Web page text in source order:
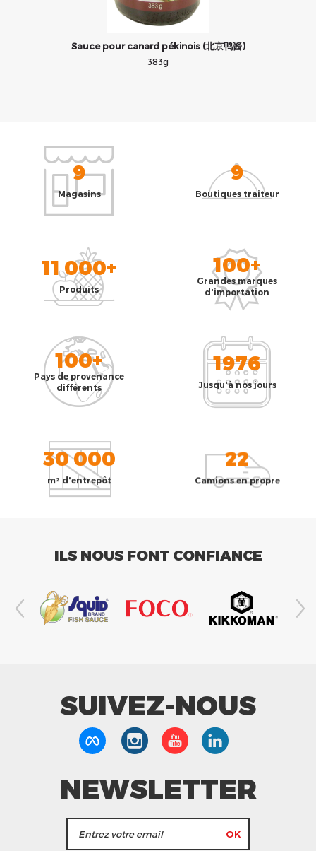
Sauce pour canard pékinois (北京鸭酱)
383g
9
Magasins
9
Boutiques traiteur
11 000+
Produits
100+
Grandes marques
d'importation
100+
Pays de provenance
différents
1976
Jusqu'à nos jours
30 000
m² d'entrepôt
22
Camions en propre
ILS NOUS FONT CONFIANCE
SUIVEZ-NOUS
NEWSLETTER